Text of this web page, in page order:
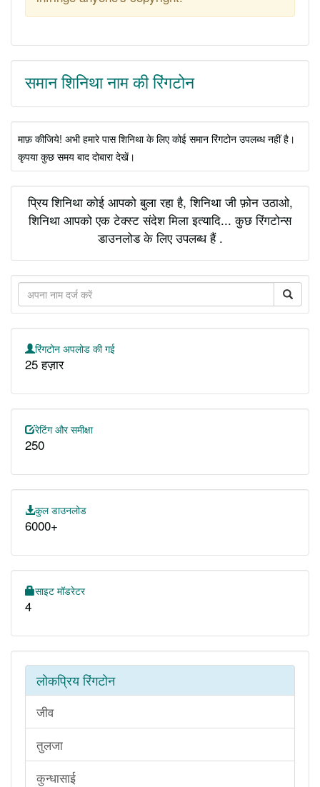
समान शिनिथा नाम की रिंगटोन
माफ़ कीजिये! अभी हमारे पास शिनिथा के लिए कोई समान रिंगटोन उपलब्ध नहीं है।
कृपया कुछ समय बाद दोबारा देखें।
प्रिय शिनिथा कोई आपको बुला रहा है, शिनिथा जी फ़ोन उठाओ,
शिनिथा आपको एक टेक्स्ट संदेश मिला इत्यादि... कुछ रिंगटोन्स
डाउनलोड के लिए उपलब्ध हैं .
रिंगटोन अपलोड की गई
25 हज़ार
रेटिंग और समीक्षा
250
कुल डाउनलोड
6000+
साइट मॉडरेटर
4
लोकप्रिय रिंगटोन
जीव
तुलजा
कुन्धासाई